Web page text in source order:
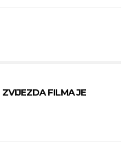
ZVIJEZDA FILMA JE